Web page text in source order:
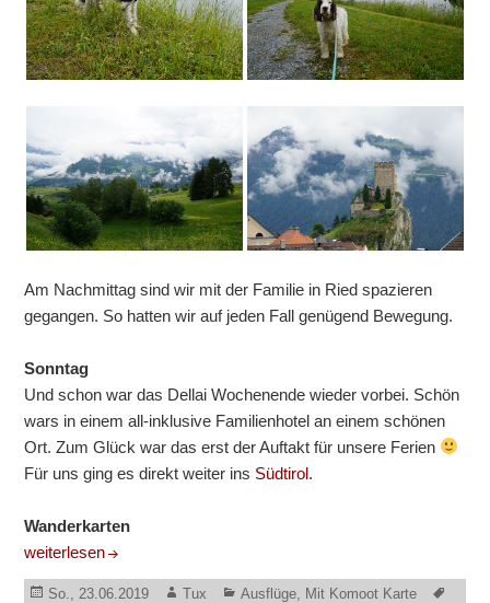
Am Nachmittag sind wir mit der Familie in Ried spazieren
gegangen. So hatten wir auf jeden Fall genügend Bewegung.
Sonntag
Und schon war das Dellai Wochenende wieder vorbei. Schön
wars in einem all-inklusive Familienhotel an einem schönen
Ort. Zum Glück war das erst der Auftakt für unsere Ferien
Für uns ging es direkt weiter ins Südtirol.
Wanderkarten
Dellai-Wochenende
weiterlesen
Veröffentlicht
So., 23.06.2019 Autor
Tux Kategorien
Ausflüge Mit Komoot Karte